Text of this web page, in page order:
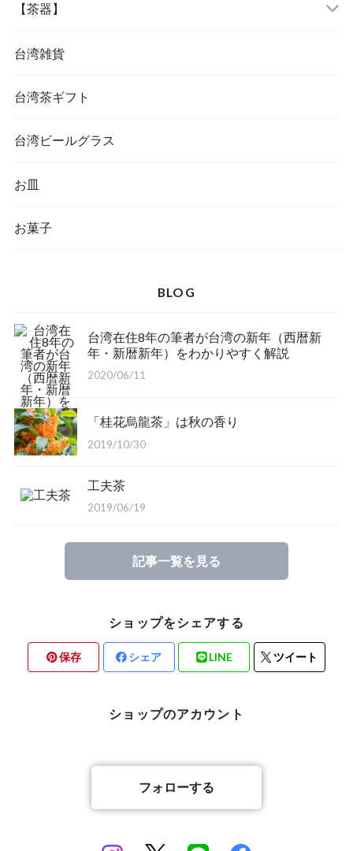
【茶器】
台湾雑貨
台湾茶ギフト
台湾ビールグラス
お皿
お菓子
BLOG
台湾在住8年の筆者が台湾の新年（西暦新
年・新暦新年）をわかりやすく解説
2020/06/11
「桂花烏龍茶」は秋の香り
2019/10/30
工夫茶
2019/06/19
記事一覧を見る
ショップをシェアする
保存 シェア LINE ツイート
ショップのアカウント
フォローする